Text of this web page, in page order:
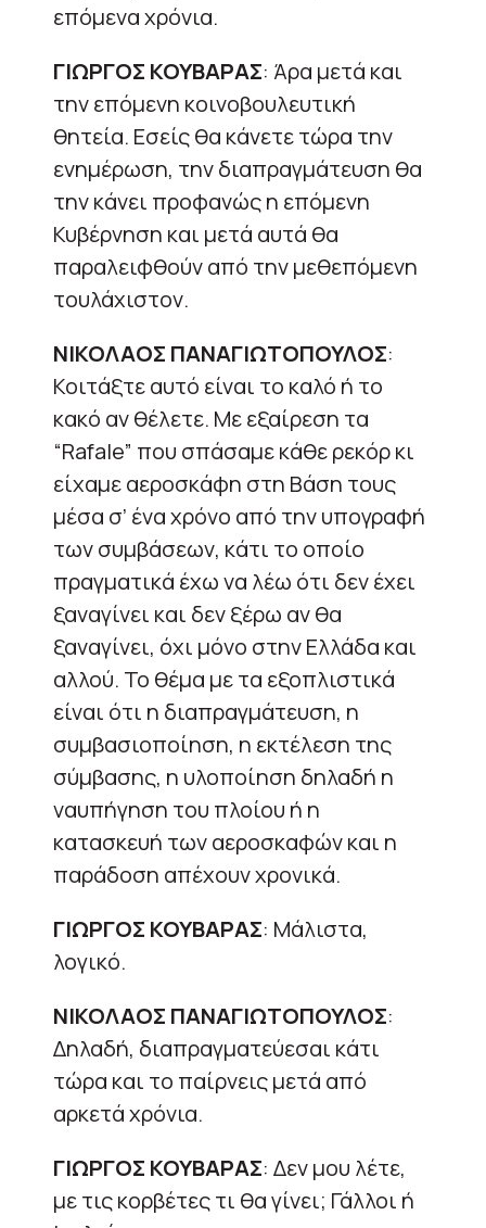
επόμενα χρόνια.
ΓΙΩΡΓΟΣ ΚΟΥΒΑΡΑΣ: Άρα μετά και
την επόμενη κοινοβουλευτική
θητεία. Εσείς θα κάνετε τώρα την
ενημέρωση, την διαπραγμάτευση θα
την κάνει προφανώς η επόμενη
Κυβέρνηση και μετά αυτά θα
παραλειφθούν από την μεθεπόμενη
τουλάχιστον.
ΝΙΚΟΛΑΟΣ ΠΑΝΑΓΙΩΤΟΠΟΥΛΟΣ:
Κοιτάξτε αυτό είναι το καλό ή το
κακό αν θέλετε. Με εξαίρεση τα
“Rafale” που σπάσαμε κάθε ρεκόρ κι
είχαμε αεροσκάφη στη Βάση τους
μέσα σ’ ένα χρόνο από την υπογραφή
των συμβάσεων, κάτι το οποίο
πραγματικά έχω να λέω ότι δεν έχει
ξαναγίνει και δεν ξέρω αν θα
ξαναγίνει, όχι μόνο στην Ελλάδα και
αλλού. Το θέμα με τα εξοπλιστικά
είναι ότι η διαπραγμάτευση, η
συμβασιοποίηση, η εκτέλεση της
σύμβασης, η υλοποίηση δηλαδή η
ναυπήγηση του πλοίου ή η
κατασκευή των αεροσκαφών και η
παράδοση απέχουν χρονικά.
ΓΙΩΡΓΟΣ ΚΟΥΒΑΡΑΣ: Μάλιστα,
λογικό.
ΝΙΚΟΛΑΟΣ ΠΑΝΑΓΙΩΤΟΠΟΥΛΟΣ:
Δηλαδή, διαπραγματεύεσαι κάτι
τώρα και το παίρνεις μετά από
αρκετά χρόνια.
ΓΙΩΡΓΟΣ ΚΟΥΒΑΡΑΣ: Δεν μου λέτε,
με τις κορβέτες τι θα γίνει; Γάλλοι ή